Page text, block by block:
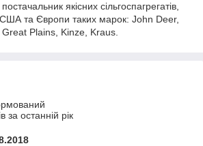
якісних сільгоспагрегатів,
та Європи таких марок: John Deer,
Plains, Kinze, Kraus.
за останній рік